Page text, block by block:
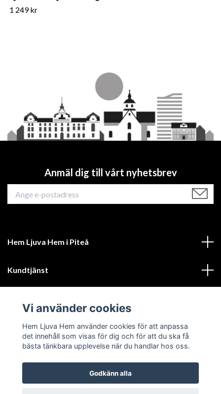
1 249 kr
Anmäl dig till vårt nyhetsbrev
Hem Ljuva Hem i Piteå
Kundtjänst
Sociala medier
Vi använder cookies
Hem Ljuva Hem använder cookies för att anpassa
det innehåll som visas för dig och för att du ska få
bästa tänkbara upplevelse när du handlar hos oss.
Godkänn alla